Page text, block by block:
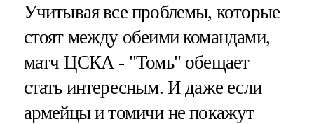
Учитывая все проблемы, которые
стоят между обеими командами,
матч ЦСКА - "Томь" обещает
стать интересным. И даже если
армейцы и томичи не покажут